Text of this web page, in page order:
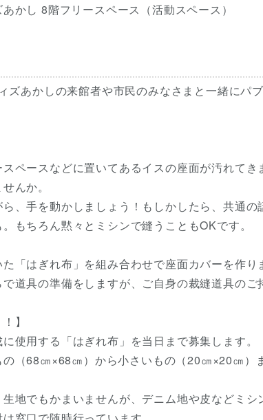
かし 8階フリースペース（活動スペース）
ズあかしの来館者や市民のみなさまと一緒にパ
ペースなどに置いてあるイスの座面が汚れて
んか。
、手を動かしましょう！もしかしたら、共通
もちろん黙々とミシンで縫うこともOKです。
「はぎれ布」を組み合わせで座面カバーを作
道具の準備をしますが、ご自身の裁縫道具のご
】
使用する「はぎれ布」を当日まで募集します。
（68㎝×68㎝）から小さいもの（20㎝×20㎝）
地でもかまいませんが、デニム地や皮などミ